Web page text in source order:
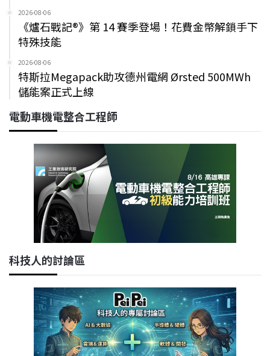
2026-08-06
《爐石戰記®》第 14 賽季登場！花費金幣解鎖手下
特殊技能
2026-08-06
特斯拉Megapack助攻德州電網 Ørsted 500MWh
儲能案正式上線
電動車機電整合工程師
科技人的討論區